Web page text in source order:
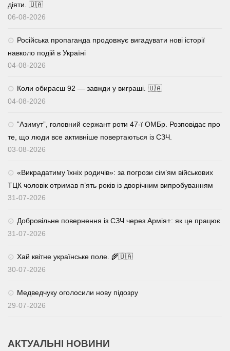
діяти. 🇺🇦
06-08-2026
Російська пропаганда продовжує вигадувати нові історії
навколо подій в Україні
04-08-2026
Коли обираєш 92 — завжди у виграші. 🇺🇦
04-08-2026
⁨”Азимут”, головний сержант роти 47-ї ОМБр. Розповідає про
те, що люди все активніше повертаються із СЗЧ.
03-08-2026
«Викрадатиму їхніх родичів»: за погрози сім’ям військових
ТЦК чоловік отримав п’ять років із дворічним випробуванням
31-07-2026
Добровільне повернення із СЗЧ через Армія+: як це працює
31-07-2026
Хай квітне українське поле. 🌾🇺🇦
30-07-2026
Медведчуку оголосили нову підозру
29-07-2026
АКТУАЛЬНІ НОВИНИ